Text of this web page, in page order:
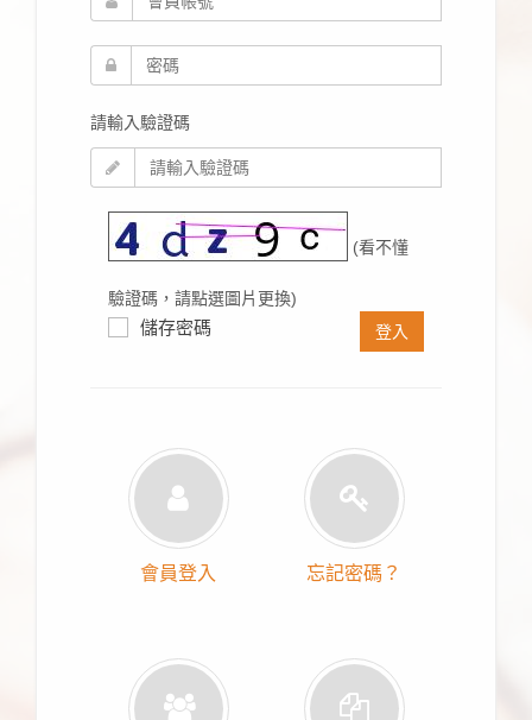
請輸入驗證碼
(看不懂
驗證碼，請點選圖片更換)
儲存密碼 登入
會員登入 忘記密碼？